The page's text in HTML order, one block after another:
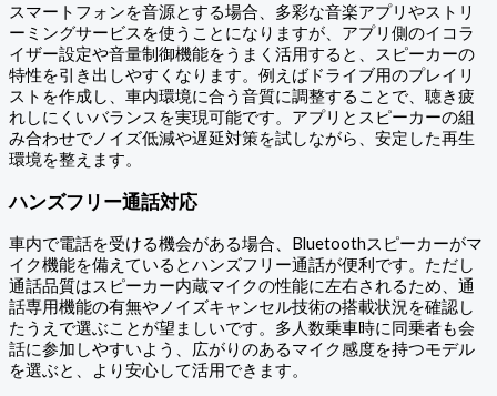
スマートフォンを音源とする場合、多彩な音楽アプリやストリ
ーミングサービスを使うことになりますが、アプリ側のイコラ
イザー設定や音量制御機能をうまく活用すると、スピーカーの
特性を引き出しやすくなります。例えばドライブ用のプレイリ
ストを作成し、車内環境に合う音質に調整することで、聴き疲
れしにくいバランスを実現可能です。アプリとスピーカーの組
み合わせでノイズ低減や遅延対策を試しながら、安定した再生
環境を整えます。
ハンズフリー通話対応
車内で電話を受ける機会がある場合、Bluetoothスピーカーがマ
イク機能を備えているとハンズフリー通話が便利です。ただし
通話品質はスピーカー内蔵マイクの性能に左右されるため、通
話専用機能の有無やノイズキャンセル技術の搭載状況を確認し
たうえで選ぶことが望ましいです。多人数乗車時に同乗者も会
話に参加しやすいよう、広がりのあるマイク感度を持つモデル
を選ぶと、より安心して活用できます。